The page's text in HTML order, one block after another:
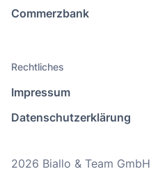
Commerzbank
Rechtliches
Impressum
Datenschutzerklärung
2026 Biallo & Team GmbH